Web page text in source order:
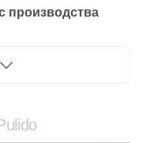
производства